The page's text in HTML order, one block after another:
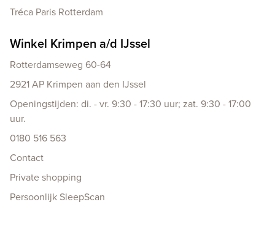
Tréca Paris Rotterdam
Winkel Krimpen a/d IJssel
Rotterdamseweg 60-64
2921 AP Krimpen aan den IJssel
Openingstijden: di. - vr. 9:30 - 17:30 uur; zat. 9:30 - 17:00
uur.
0180 516 563
Contact
Private shopping
Persoonlijk SleepScan